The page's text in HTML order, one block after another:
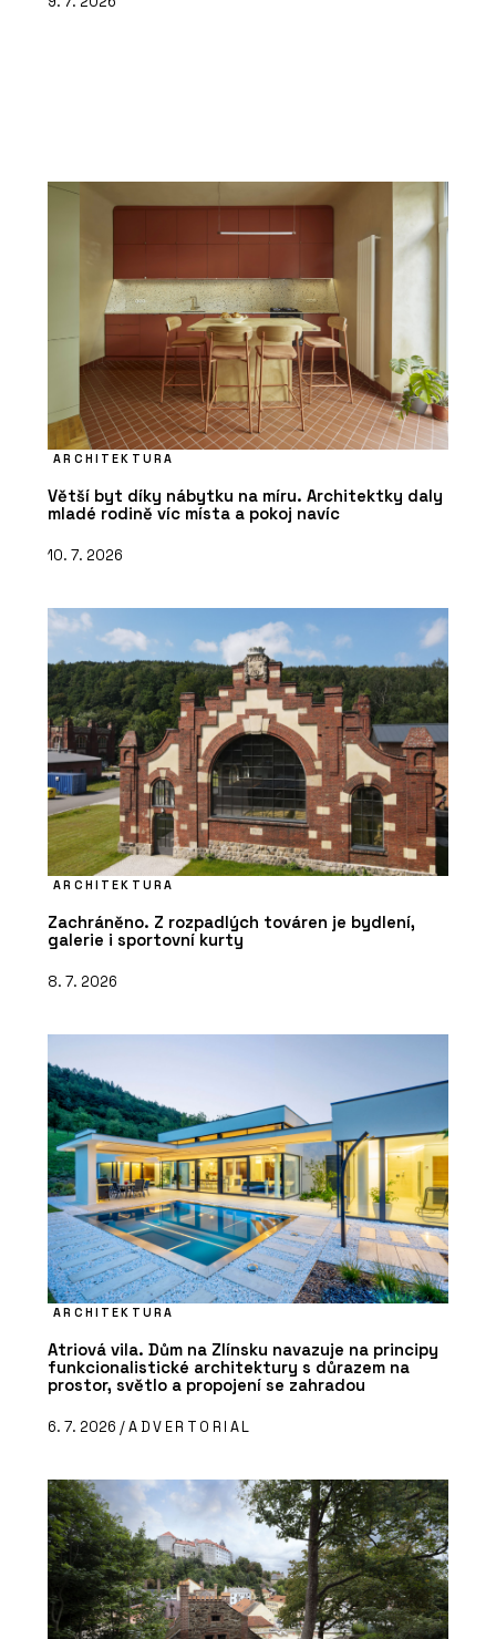
ARCHITEKTURA
Větší byt díky nábytku na míru. Architektky daly
mladé rodině víc místa a pokoj navíc
10. 7. 2026
ARCHITEKTURA
Zachráněno. Z rozpadlých továren je bydlení,
galerie i sportovní kurty
8. 7. 2026
ARCHITEKTURA
Atriová vila. Dům na Zlínsku navazuje na principy
funkcionalistické architektury s důrazem na
prostor, světlo a propojení se zahradou
6. 7. 2026 /ADVERTORIAL